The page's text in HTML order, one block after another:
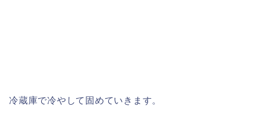
冷蔵庫で冷やして固めていきます。